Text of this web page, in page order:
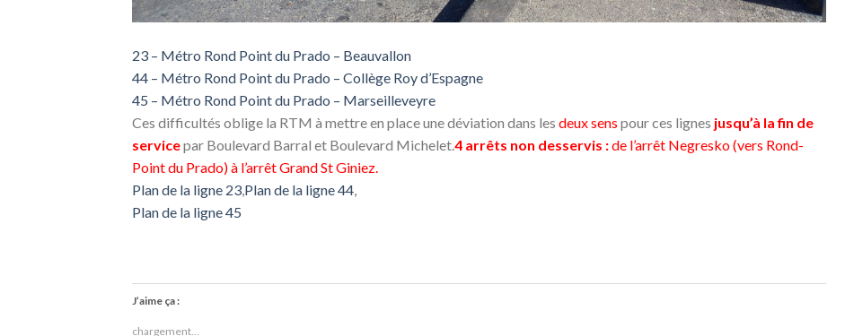
23 – Métro Rond Point du Prado – Beauvallon
44 – Métro Rond Point du Prado – Collège Roy d’Espagne
45 – Métro Rond Point du Prado – Marseilleveyre
Ces difficultés oblige la RTM à mettre en place une déviation dans les deux sens pour ces lignes jusqu’à la fin de
servicepar Boulevard Barral et Boulevard Michelet.4 arrêts non desservis :de l’arrêt Negresko (vers Rond-
Point du Prado) à l’arrêt Grand St Giniez.
Plan de la ligne 23,Plan de la ligne 44,
Plan de la ligne 45
J’aime ça :
chargement…